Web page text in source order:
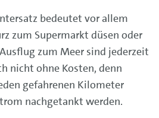
bedeutet vor allem
zum Supermarkt düsen oder
zum Meer sind jederzeit
nicht ohne Kosten, denn
gefahrenen Kilometer
nachgetankt werden.